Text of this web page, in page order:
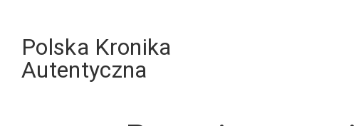
contentPolska Kronika
Autentyczna